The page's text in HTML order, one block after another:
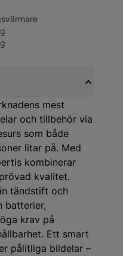
mest
och tillbehör via
som både
litar på. Med
kombinerar
kvalitet.
tändstift och
batterier,
krav på
Ett smart
pålitliga bildelar –